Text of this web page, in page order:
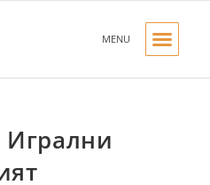
MENU
Игрални